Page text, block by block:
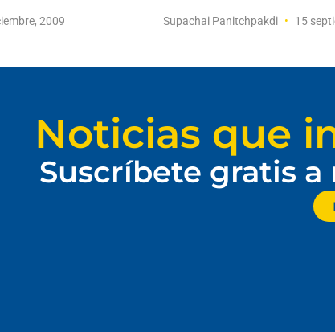
2009 Supachai Panitchpakdi 15
Noticias que
Suscríbete gratis